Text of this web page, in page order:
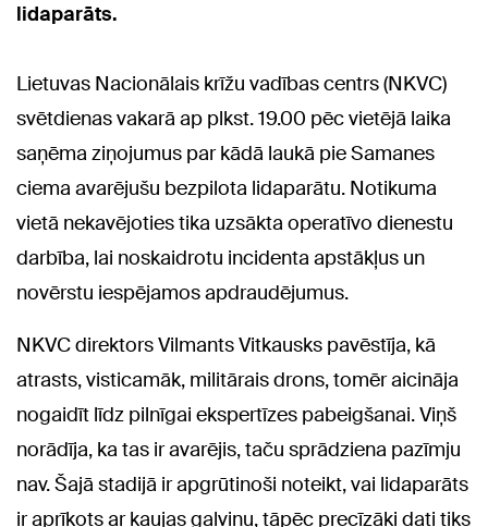
lidaparāts.
Lietuvas Nacionālais krīžu vadības centrs (NKVC)
svētdienas vakarā ap plkst. 19.00 pēc vietējā laika
saņēma ziņojumus par kādā laukā pie Samanes
ciema avarējušu bezpilota lidaparātu. Notikuma
vietā nekavējoties tika uzsākta operatīvo dienestu
darbība, lai noskaidrotu incidenta apstākļus un
novērstu iespējamos apdraudējumus.
NKVC direktors Vilmants Vitkausks pavēstīja, kā
atrasts, visticamāk, militārais drons, tomēr aicināja
nogaidīt līdz pilnīgai ekspertīzes pabeigšanai. Viņš
norādīja, ka tas ir avarējis, taču sprādziena pazīmju
nav. Šajā stadijā ir apgrūtinoši noteikt, vai lidaparāts
ir aprīkots ar kaujas galviņu, tāpēc precīzāki dati tiks